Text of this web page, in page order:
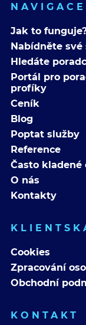
NAVIGACE
Jak to
Nabídněte své
Hledáte
Portál pro
profíky
Ceník
Blog
Poptat služby
Reference
Často kladené
O nás
Kontakty
Cookies
Zpracování
Obchodní
KONTAKT